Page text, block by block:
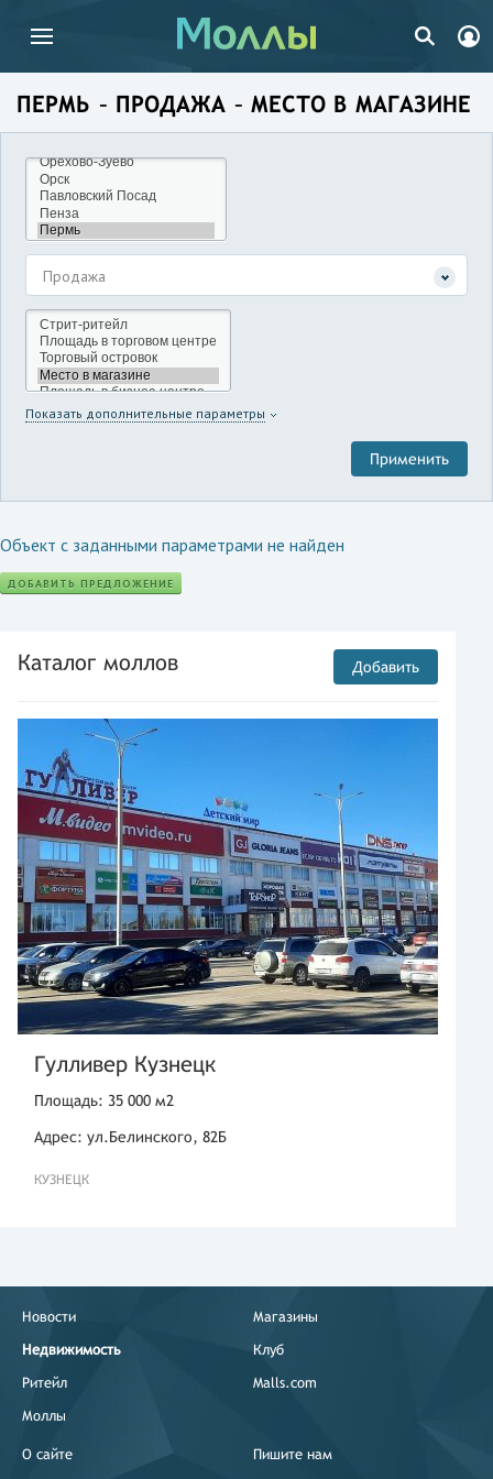
ПЕРМЬ – ПРОДАЖА – МЕСТО В МАГАЗИНЕ
Продажа
Показать дополнительные параметры
Объект с заданными параметрами не найден
ДОБАВИТЬ ПРЕДЛОЖЕНИЕ
Каталог моллов Добавить
Гулливер Кузнецк
Площадь: 35 000 м2
Адрес: ул.Белинского, 82Б
КУЗНЕЦК
Новости
Недвижимость
Ритейл
Моллы
Магазины
Клуб
Malls.com
О сайте Пишите нам